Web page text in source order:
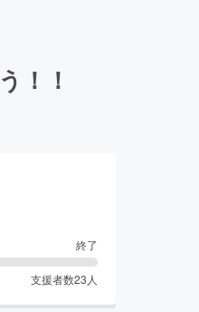
！！
終了
支援者数23 人